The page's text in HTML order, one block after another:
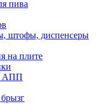
пива
штофы, диспенсеры
на плите
АПП